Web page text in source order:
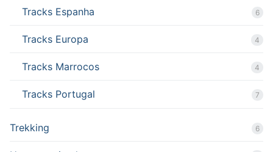
Tracks Espanha 6
Tracks Europa 4
Tracks Marrocos 4
Tracks Portugal 7
Trekking 6